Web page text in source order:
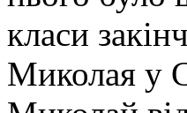
класи
Миколая у